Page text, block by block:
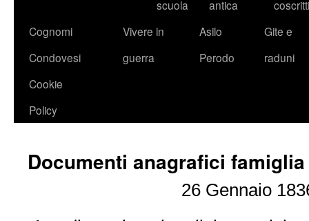
scuola
antica
coscritti
Cognomi
Condovesi
Vivere in
guerra
Asilo
Perodo
Gite e
raduni
Cookie
Policy
Documenti anagrafici
26 Gennaio